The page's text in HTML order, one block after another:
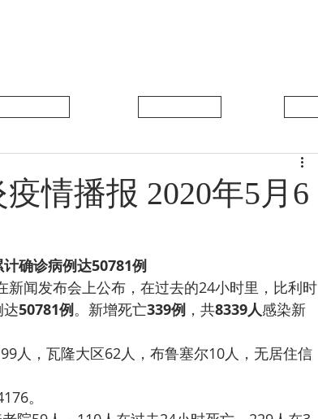
情播报 2020年5月6
确诊病例达50781例
新闻发布会上公布，在过去的24小时里，比利时
达50781例。新增死亡339例 ，共8339人感染新
人，瓦隆大区62人，布鲁塞尔10人，无居住信
。